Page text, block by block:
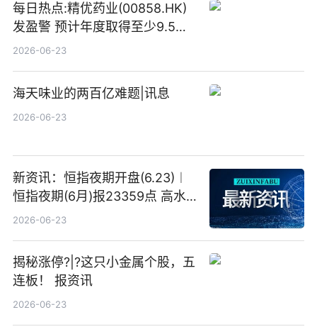
每日热点:精优药业(00858.HK)
发盈警 预计年度取得至少9.5亿
港元的亏损 同比盈转亏
2026-06-23
海天味业的两百亿难题|讯息
2026-06-23
新资讯：恒指夜期开盘(6.23)︱
恒指夜期(6月)报23359点 高水
23点
2026-06-23
揭秘涨停?|?这只小金属个股，五
连板！ 报资讯
2026-06-23